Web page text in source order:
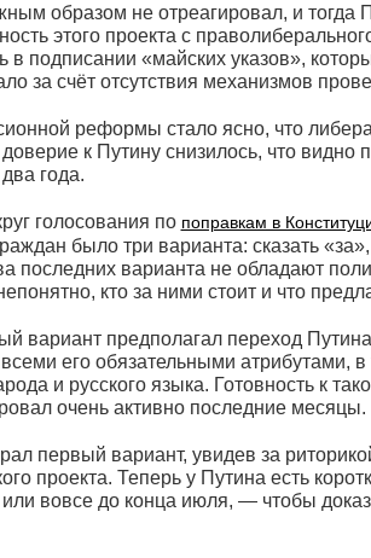
образом не отреагировал, и тогда
этого проекта с
в подписании «майских указов»,
за счёт отсутствия механизмов
реформы стало ясно, что
к Путину снизилось, что видно
года.
голосования по поправкам в
было три варианта: сказать
последних варианта не обладают
кто за ними стоит и что
вариант предполагал переход
всеми его обязательными атрибутами,
и русского языка. Готовность к
очень активно последние месяцы.
первый вариант, увидев за
проекта. Теперь у Путина есть
или вовсе до конца июля, — чтобы